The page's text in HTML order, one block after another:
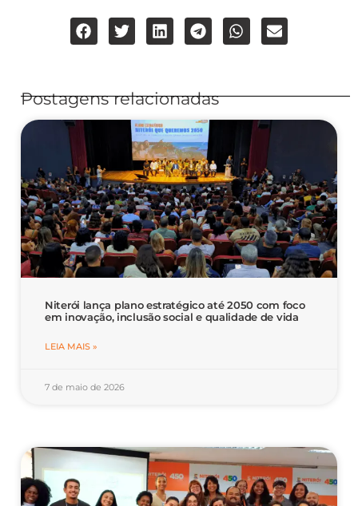
Postagens relacionadas
Niterói lança plano estratégico até 2050 com foco
em inovação, inclusão social e qualidade de vida
LEIA MAIS »
7 de maio de 2026